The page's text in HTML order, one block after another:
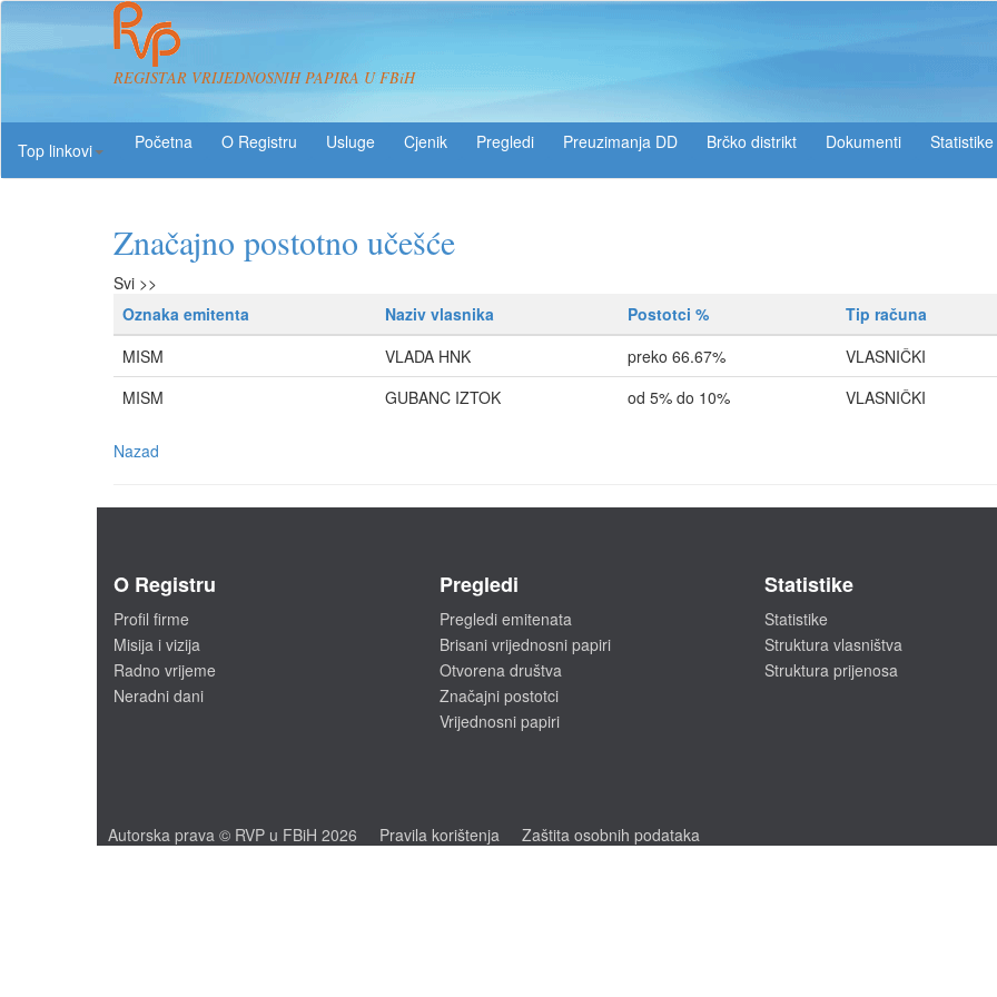
REGISTAR VRIJEDNOSNIH PAPIRA U FBiH
Top linkovi
O Registru Usluge Pregledi Preuzimanja DD Brčko distrikt Dokumenti Statistike
Značajno postotno učešće
Svi >>
Oznaka emitenta
Naziv vlasnika Postotci %
Tip računa
MISM
VLADA HNK preko 66.67% VLASNIČKI
MISM
GUBANC IZTOK od 5% do 10% VLASNIČKI
Nazad
O Registru
Profil firme
Misija i vizija
Radno vrijeme
Neradni dani
Pregledi
Pregledi emitenata
Brisani vrijednosni papiri
Otvorena društva
Značajni postotci
Vrijednosni papiri
Statistike
Statistike
Struktura vlasništva
Struktura prijenosa
Autorska prava © RVP u FBiH 2026 Pravila korištenja Zaštita osobnih podataka